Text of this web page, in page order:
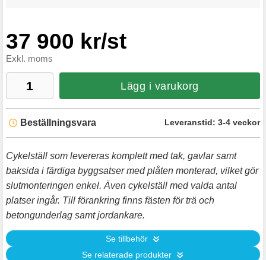
37 900 kr/st
Exkl. moms
Lägg i varukorg
Beställningsvara Leveranstid: 3-4 veckor
Cykelställ som levereras komplett med tak, gavlar samt
baksida i färdiga byggsatser med plåten monterad, vilket gör
slutmonteringen enkel. Även cykelställ med valda antal
platser ingår. Till förankring finns fästen för trä och
betongunderlag samt jordankare.
Se tillbehör
Se relaterade produkter